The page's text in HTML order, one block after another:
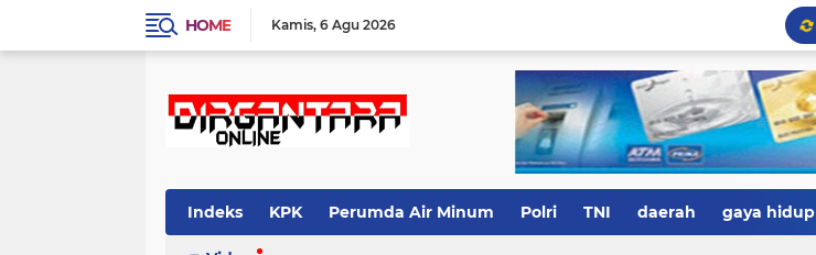
HOME Kamis 6 Agu 2026
Indeks KPK Perumda Air Minum Polri TNI daerah gaya hidup